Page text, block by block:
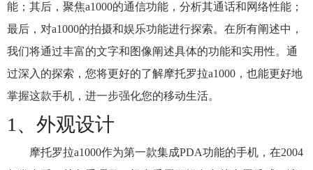
能；其后，聚焦a1000的通信功能，分析其通话和网络性能；
最后，对a1000的拍摄和娱乐功能进行探索。在所有阐述中，
我们将通过丰富的文字和图像阐述具体的功能和实用性。通
过深入的探索，您将更好的了解摩托罗拉a1000，也能更好地
掌握这款手机，进一步强化您的移动生活。
1、外观设计
摩托罗拉a1000作为第一款集成PDA功能的手机，在2004